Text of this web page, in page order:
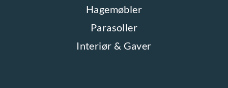
Hagemøbler
Parasoller
Interiør & Gaver